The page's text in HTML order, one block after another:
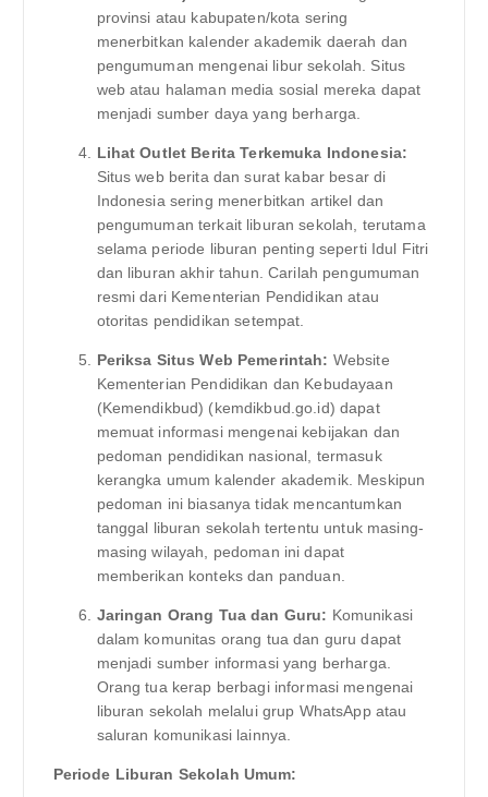
provinsi atau kabupaten/kota sering
menerbitkan kalender akademik daerah dan
pengumuman mengenai libur sekolah. Situs
web atau halaman media sosial mereka dapat
menjadi sumber daya yang berharga.
Lihat Outlet Berita Terkemuka Indonesia:
Situs web berita dan surat kabar besar di
Indonesia sering menerbitkan artikel dan
pengumuman terkait liburan sekolah, terutama
selama periode liburan penting seperti Idul Fitri
dan liburan akhir tahun. Carilah pengumuman
resmi dari Kementerian Pendidikan atau
otoritas pendidikan setempat.
Periksa Situs Web Pemerintah: Website
Kementerian Pendidikan dan Kebudayaan
(Kemendikbud) (kemdikbud.go.id) dapat
memuat informasi mengenai kebijakan dan
pedoman pendidikan nasional, termasuk
kerangka umum kalender akademik. Meskipun
pedoman ini biasanya tidak mencantumkan
tanggal liburan sekolah tertentu untuk masing-
masing wilayah, pedoman ini dapat
memberikan konteks dan panduan.
Jaringan Orang Tua dan Guru: Komunikasi
dalam komunitas orang tua dan guru dapat
menjadi sumber informasi yang berharga.
Orang tua kerap berbagi informasi mengenai
liburan sekolah melalui grup WhatsApp atau
saluran komunikasi lainnya.
Periode Liburan Sekolah Umum: